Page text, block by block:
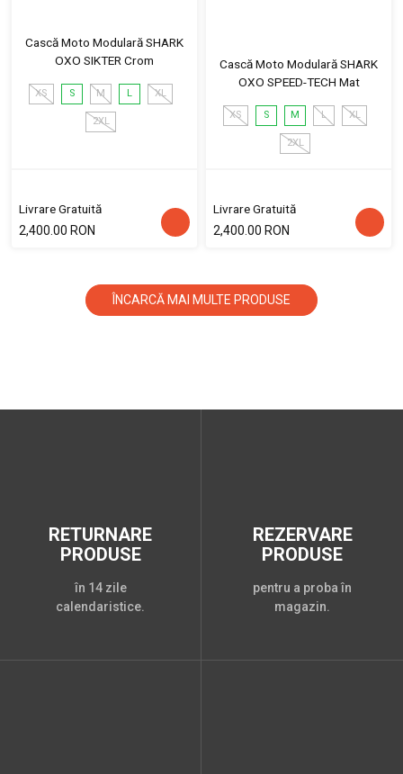
Cască Moto Modulară SHARK
OXO SIKTER Crom
XS S M L XL
2XL
Livrare Gratuită
2,400.00 RON
Cască Moto Modulară SHARK
OXO SPEED-TECH Mat
XS S M L XL
2XL
Livrare Gratuită
2,400.00 RON
ÎNCARCĂ MAI MULTE PRODUSE
RETURNARE
PRODUSE
în 14 zile
calendaristice.
REZERVARE
PRODUSE
pentru a proba în
magazin.